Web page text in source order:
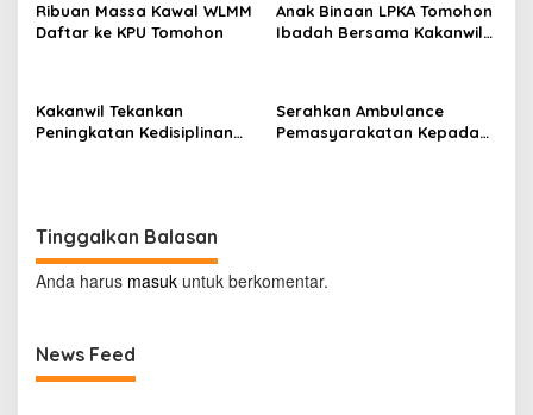
s
Ribuan Massa Kawal WLMM
Daftar ke KPU Tomohon
Anak Binaan LPKA Tomohon
Ibadah Bersama Kakanwil
Kakanwil Tekankan
Peningkatan Kedisiplinan
Serahkan Ambulance
Pemasyarakatan Kepada
Tinggalkan Balasan
Anda harus masuk untuk berkomentar.
News Feed